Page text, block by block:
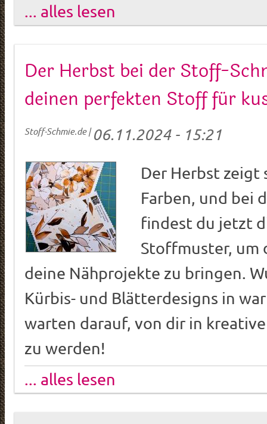
... alles lesen
Der Herbst bei der Stoff-
deinen perfekten Stoff für
Stoff-Schmie.de| 06.11.2024 - 15:21
Der Herbst zeigt
Farben, und bei
findest du jetzt
Stoffmuster, um
deine Nähprojekte zu bringen.
Kürbis- und Blätterdesigns in
warten darauf, von dir in
zu werden!
... alles lesen